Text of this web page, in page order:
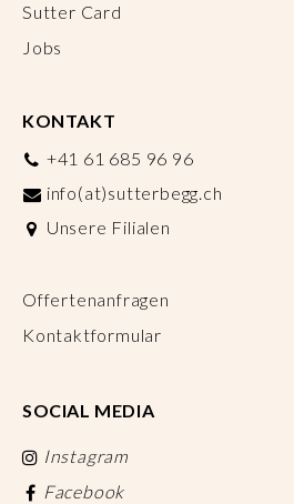
Sutter Card
Jobs
KONTAKT
+41 61 685 96 96
info(at)sutterbegg.ch
Unsere Filialen
Offertenanfragen
Kontaktformular
SOCIAL MEDIA
Instagram
Facebook